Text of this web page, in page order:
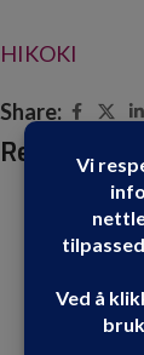
HIKOKI
Share:
Relaterte